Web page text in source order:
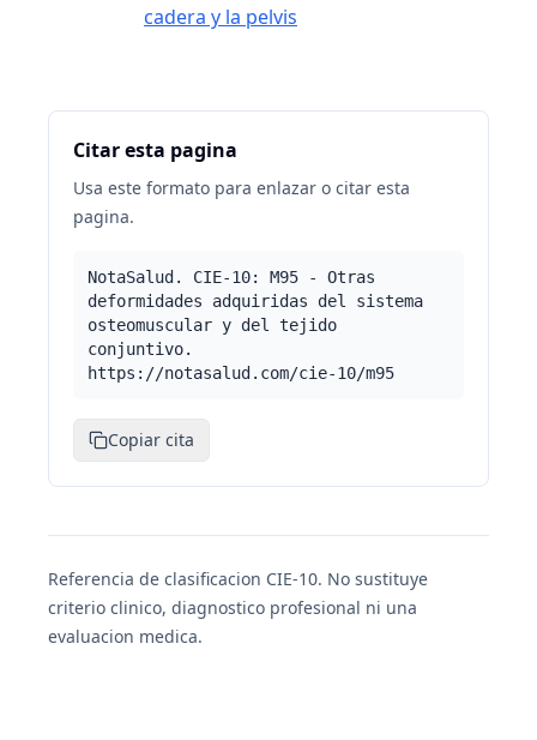
cadera y la pelvis
Citar esta pagina
Usa este formato para enlazar o citar esta
pagina.
NotaSalud. CIE-10: M95 - Otras
deformidades adquiridas del sistema
osteomuscular y del tejido
conjuntivo.
https://notasalud.com/cie-10/m95
Copiar cita
Referencia de clasificacion CIE-10. No sustituye
criterio clinico, diagnostico profesional ni una
evaluacion medica.